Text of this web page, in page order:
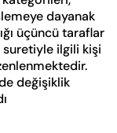
dayanak
üçüncü taraflar
suretiyle ilgili kişi
değişiklik